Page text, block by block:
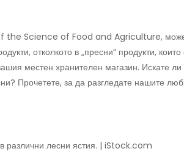
the Science of Food and Agriculture,
отколкото в „пресни“ продукти,
местен хранителен магазин. Искате ли
Прочетете, за да разгледате нашите
различни лесни ястия. | iStock.com